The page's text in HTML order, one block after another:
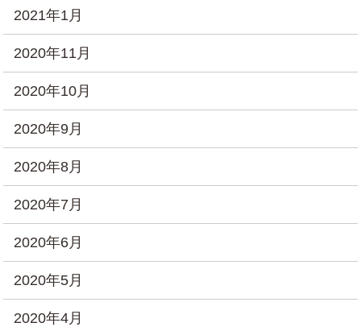
2021年1月
2020年11月
2020年10月
2020年9月
2020年8月
2020年7月
2020年6月
2020年5月
2020年4月